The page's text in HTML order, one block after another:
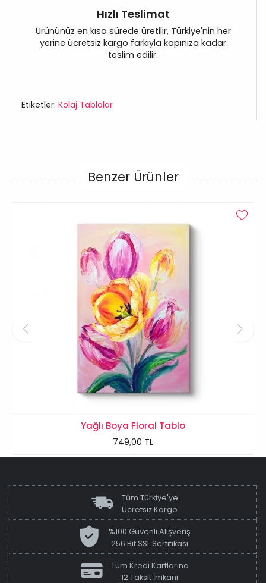
Hızlı Teslimat
Ürününüz en kısa sürede üretilir, Türkiye'nin her
yerine ücretsiz kargo farkıyla kapınıza kadar
teslim edilir.
Etiketler: Kolaj Tablolar
Benzer Ürünler
Yağlı Boya Floral Tablo
749,00 TL
Tüm Türkiye'ye
Ücretsiz Kargo
%100 Güvenli Alışveriş
256 Bit SSL Sertifikası
Tüm Kredi Kartlarına
12 Taksit İmkanı